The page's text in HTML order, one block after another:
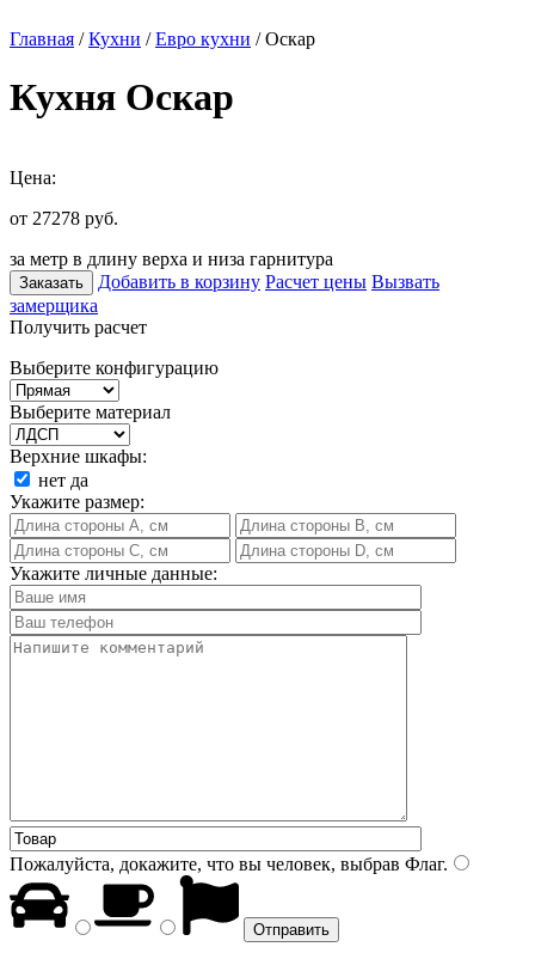
Главная /Кухни /Евро кухни / Оскар
Кухня Оскар
Цена:
от 27278 руб.
за метр в длину верха и низа гарнитура
Заказать Добавить в корзину Расчет цены Вызвать
замерщика
Получить расчет
Выберите конфигурацию
Выберите материал
Верхние шкафы:
нет да
Укажите размер:
Укажите личные данные:
Пожалуйста, докажите, что вы человек, выбрав Флаг.